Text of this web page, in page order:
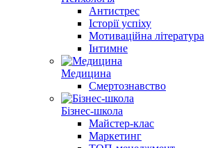
Антистрес
Історії успіху
Мотиваційна література
Інтимне
Медицина
Смертознавство
Бізнес-школа
Майстер-клас
Маркетинг